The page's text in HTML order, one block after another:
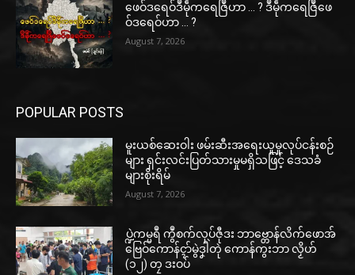
ဖေဝ်ဒရေဝ်ဒဳမဵုကရေဇြဳဟာ … ? ဒဳမဵုကရေဇြဳဖေ
ဝ်ဒရေဝ်ဟာ … ?
August 7, 2026
POPULAR POSTS
မူးယစ်ဆေးဝါး ဖမ်းဆီးအရေးယူမှုလုပ်ငန်းစဉ်
များ ရှင်းလင်းပြတ်သားမှုမရှိသဖြင့် ဒေသခံ
များစိုးရိမ်
August 7, 2026
ပ္ဍဲကမ္မရဳ ကွဳစက်လုပ်ဇီုဒး ဘာဗ္တောန်လိက်ဖောအ်
ဗြေဝ်ကောန်ၚာ်မွဲဒၞါဲတုဲ ကောန်ကွးဘာ လၟိဟ်
(၁၂) တၠ ဒးဝပ်